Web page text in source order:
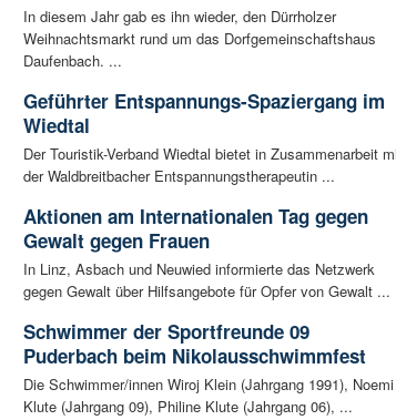
In diesem Jahr gab es ihn wieder, den Dürrholzer
Weihnachtsmarkt rund um das Dorfgemeinschaftshaus
Daufenbach. ...
Geführter Entspannungs-Spaziergang im
Wiedtal
Der Touristik-Verband Wiedtal bietet in Zusammenarbeit
der Waldbreitbacher Entspannungstherapeutin ...
Aktionen am Internationalen Tag gegen
Gewalt gegen Frauen
In Linz, Asbach und Neuwied informierte das Netzwerk
gegen Gewalt über Hilfsangebote für Opfer von Gewalt ...
Schwimmer der Sportfreunde 09
Puderbach beim Nikolausschwimmfest
Die Schwimmer/innen Wiroj Klein (Jahrgang 1991), Noemi
Klute (Jahrgang 09), Philine Klute (Jahrgang 06), ...